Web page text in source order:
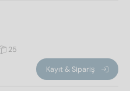
25
Kayıt & Sipariş